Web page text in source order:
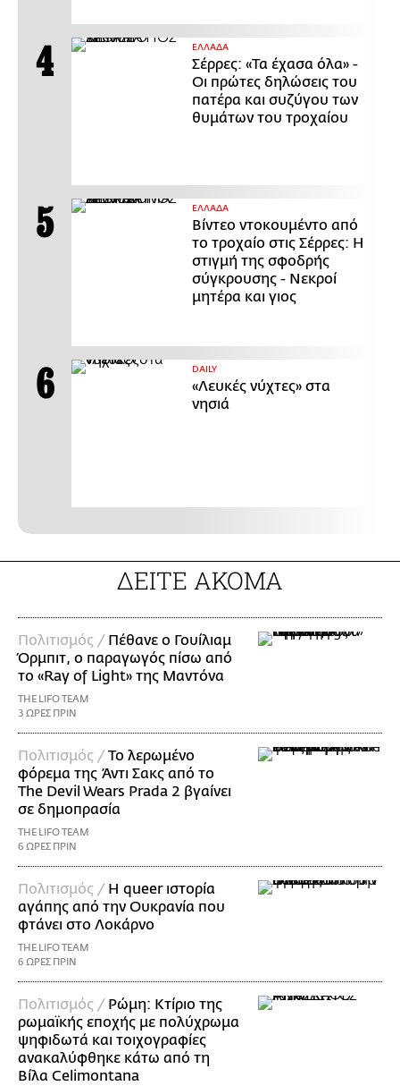
ΕΛΛΑΔΑ
Σέρρες: «Τα έχασα όλα» -
Οι πρώτες δηλώσεις του
πατέρα και συζύγου των
θυμάτων του τροχαίου
ΕΛΛΑΔΑ
Βίντεο ντοκουμέντο από
το τροχαίο στις Σέρρες: Η
στιγμή της σφοδρής
σύγκρουσης - Νεκροί
μητέρα και γιος
DAILY
«Λευκές νύχτες» στα
νησιά
ΔΕΙΤΕ ΑΚΟΜΑ
Πολιτισμός / Πέθανε ο Γουίλιαμ
Όρμπιτ, ο παραγωγός πίσω από
το «Ray of Light» της Μαντόνα
THE LIFO TEAM
3 ΩΡΕΣ ΠΡΙΝ
Πολιτισμός /Το λερωμένο
φόρεμα της Άντι Σακς από το
The Devil Wears Prada 2 βγαίνει
σε δημοπρασία
THE LIFO TEAM
6 ΩΡΕΣ ΠΡΙΝ
Πολιτισμός / Η queer ιστορία
αγάπης από την Ουκρανία που
φτάνει στο Λοκάρνο
THE LIFO TEAM
6 ΩΡΕΣ ΠΡΙΝ
Πολιτισμός / Ρώμη: Κτίριο της
ρωμαϊκής εποχής με πολύχρωμα
ψηφιδωτά και τοιχογραφίες
ανακαλύφθηκε κάτω από τη
Βίλα Celimontana